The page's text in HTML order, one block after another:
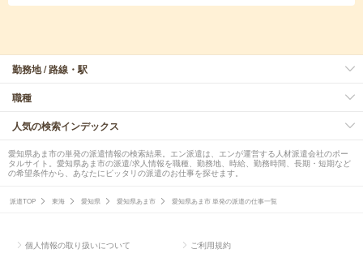
勤務地 / 路線・駅
職種
人気の検索インデックス
愛知県あま市の単発の派遣情報の検索結果。エン派遣は、エンが運営する人材派遣会社のポー
タルサイト。愛知県あま市の派遣/求人情報を職種、勤務地、時給、勤務時間、長期・短期など
の希望条件から、あなたにピッタリの派遣のお仕事を探せます。
派遣TOP 東海 愛知県 愛知県あま市 愛知県あま市 単発の派遣の仕事一覧
個人情報の取り扱いについて ご利用規約